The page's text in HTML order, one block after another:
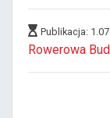
Publikacja:
Rowerowa